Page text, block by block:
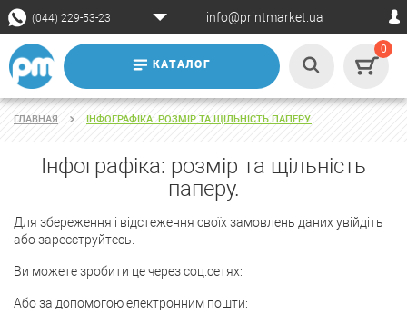
(044) 229-53-23 info@printmarket.ua
КАТАЛОГ
0
ГЛАВНАЯ ІНФОГРАФІКА: РОЗМІР ТА ЩІЛЬНІСТЬ ПАПЕРУ.
Інфографіка: розмір та щільність
паперу.
Для збереження і відстеження своїх замовлень даних увійдіть
або зареєструйтесь.
Ви можете зробити це через соц.сетях:
Або за допомогою електронним пошти: